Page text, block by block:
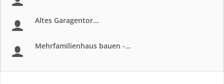
Altes Garagentor...
Mehrfamilienhaus bauen -...